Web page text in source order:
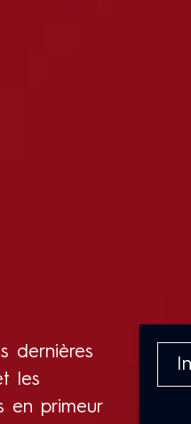
dernières
les
en primeur